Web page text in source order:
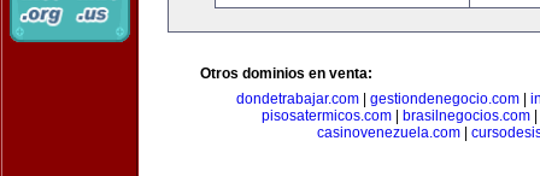
Otros dominios en venta:
dondetrabajar.com| gestiondenegocio.com|
pisosatermicos.com
brasilnegocios.com
casinovenezuela.com